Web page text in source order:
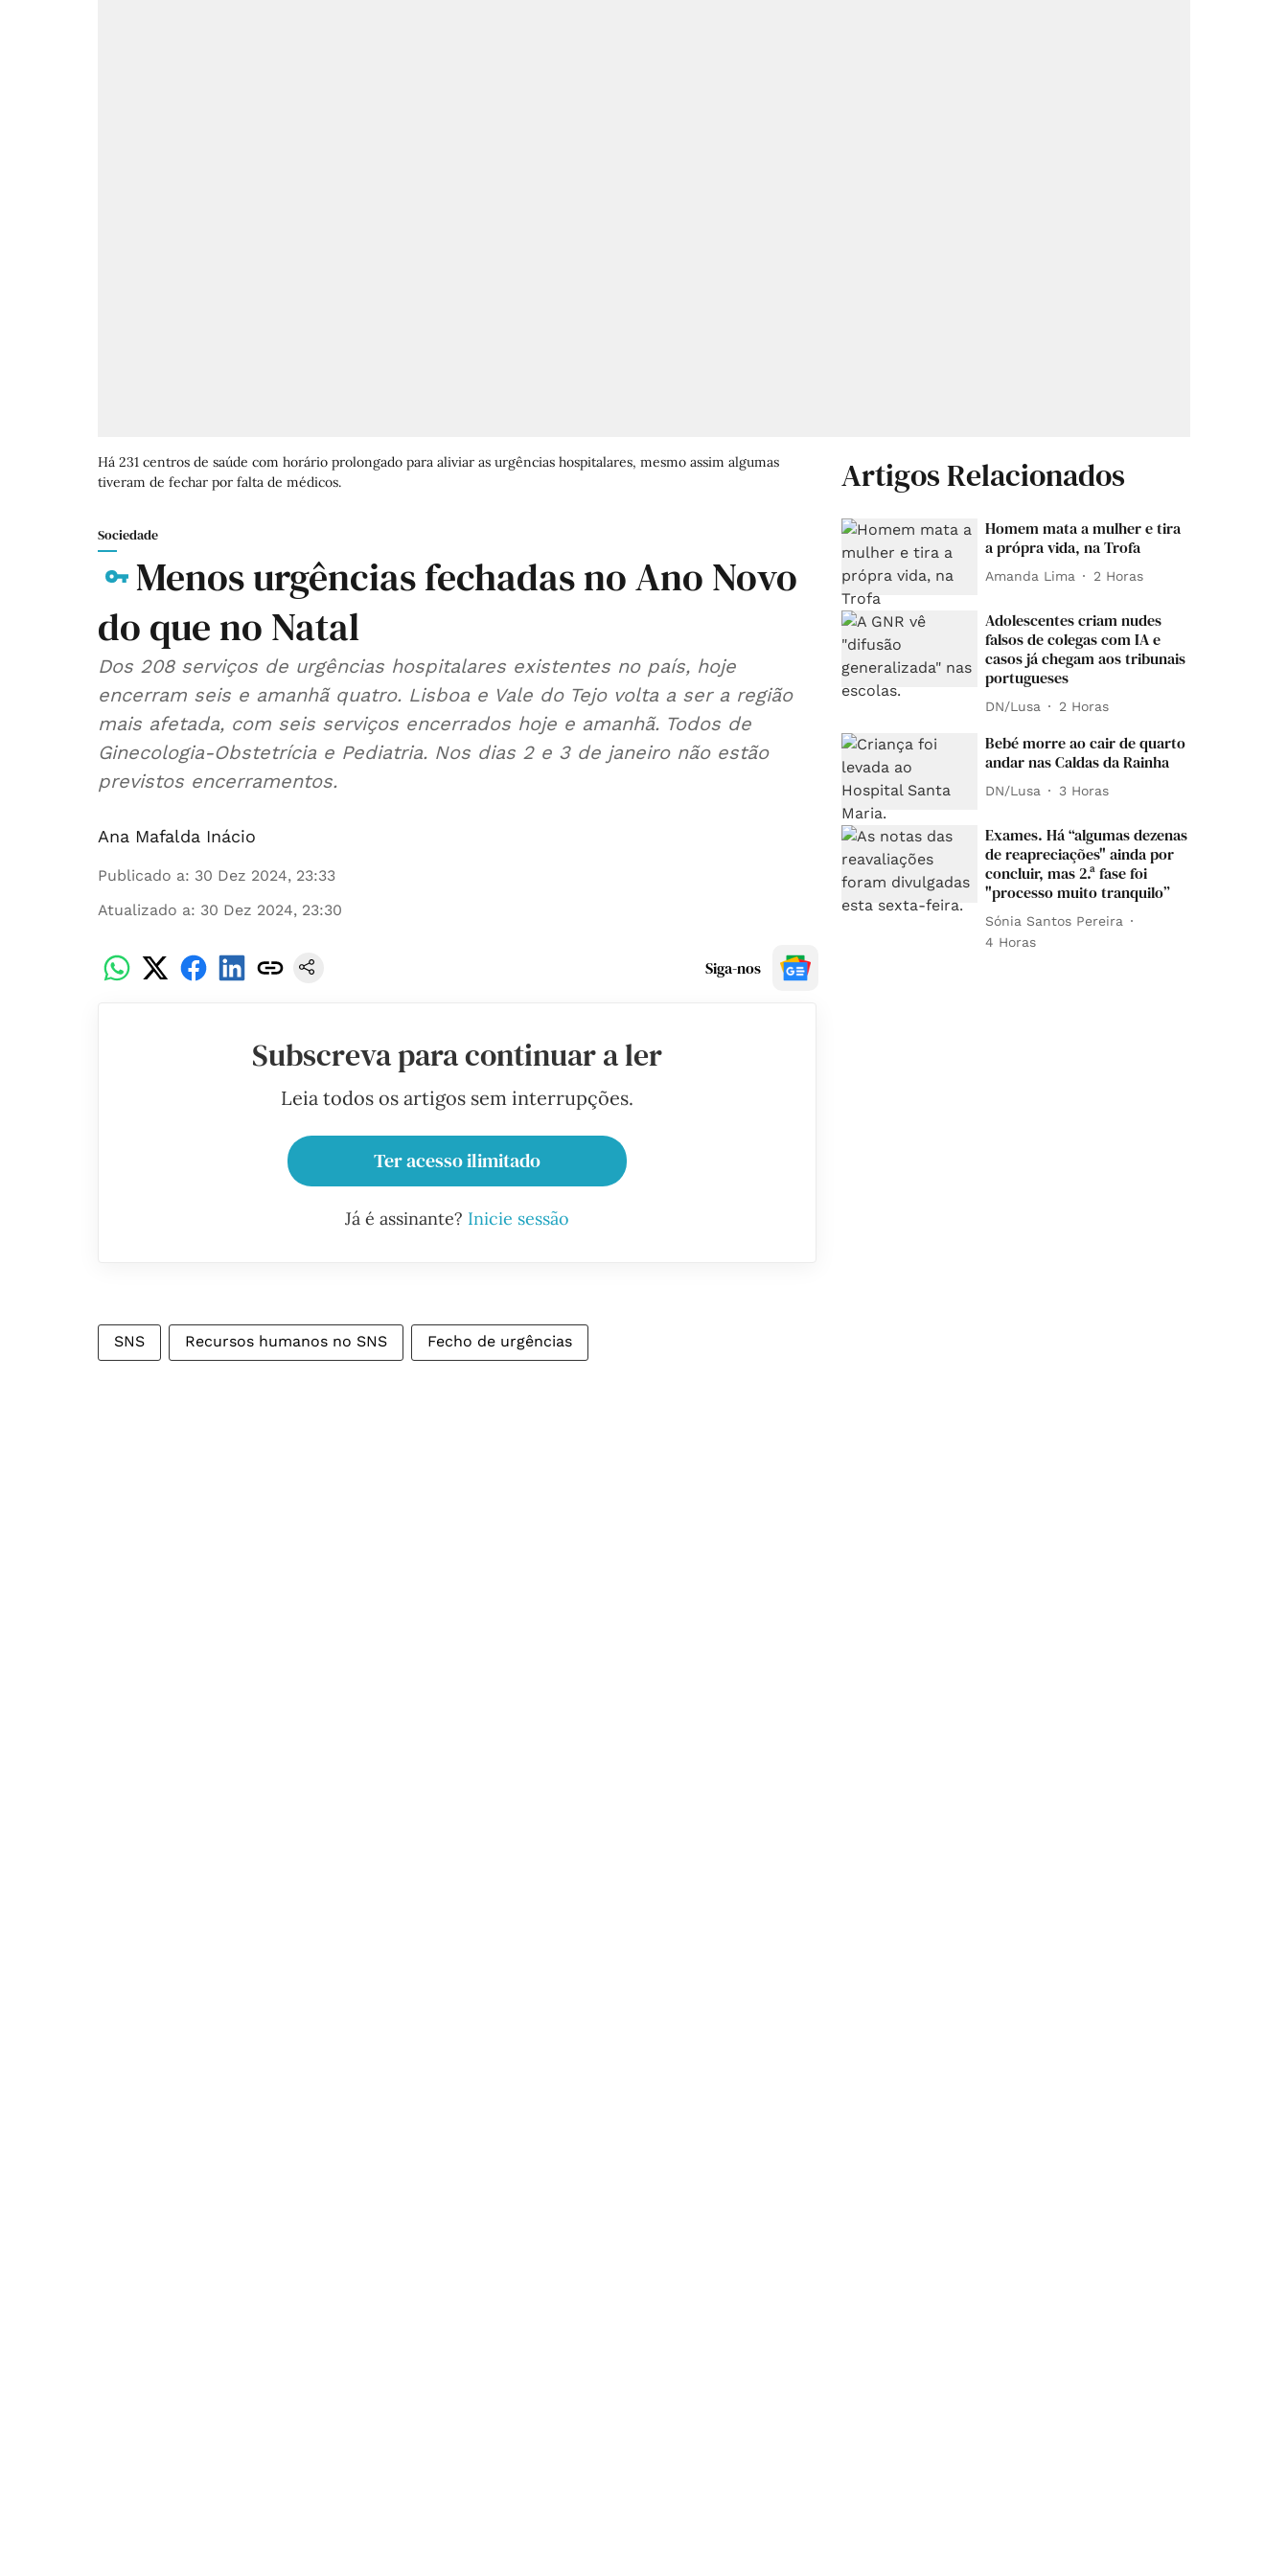
Há 231 centros de saúde com horário prolongado para aliviar as urgências hospitalares, mesmo assim algumas
tiveram de fechar por falta de médicos.
Sociedade
Menos urgências fechadas no Ano Novo
do que no Natal
Dos 208 serviços de urgências hospitalares existentes no país, hoje
encerram seis e amanhã quatro. Lisboa e Vale do Tejo volta a ser a região
mais afetada, com seis serviços encerrados hoje e amanhã. Todos de
Ginecologia-Obstetrícia e Pediatria. Nos dias 2 e 3 de janeiro não estão
previstos encerramentos.
Ana Mafalda Inácio
Publicado a: 30 Dez 2024, 23:33
Atualizado a: 30 Dez 2024, 23:30
Siga-nos
Subscreva para continuar a ler
Leia todos os artigos sem interrupções.
Ter acesso ilimitado
Já é assinante? Inicie sessão
SNS Recursos humanos no SNS Fecho de urgências
Artigos Relacionados
Homem mata a mulher e tira
a própra vida, na Trofa
Amanda Lima 2 Horas
Adolescentes criam nudes
falsos de colegas com IA e
casos já chegam aos tribunais
portugueses
DN/Lusa 2 Horas
Bebé morre ao cair de quarto
andar nas Caldas da Rainha
DN/Lusa 3 Horas
Exames. Há “algumas dezenas
de reapreciações" ainda por
concluir, mas 2.ª fase foi
"processo muito tranquilo”
Sónia Santos Pereira
4 Horas